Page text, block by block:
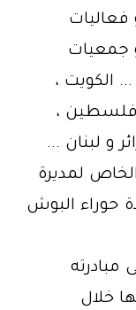
فعاليات
جمعيات
الكويت ،
فلسطين ،
و لبنان ...
لمديرة
حوراء البوش
خلال